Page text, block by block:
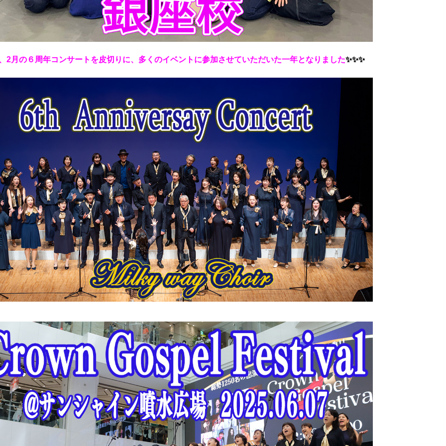
2月の６周年コンサートを皮切りに、多くのイベントに参加させていただいた一年となりました✨✨✨